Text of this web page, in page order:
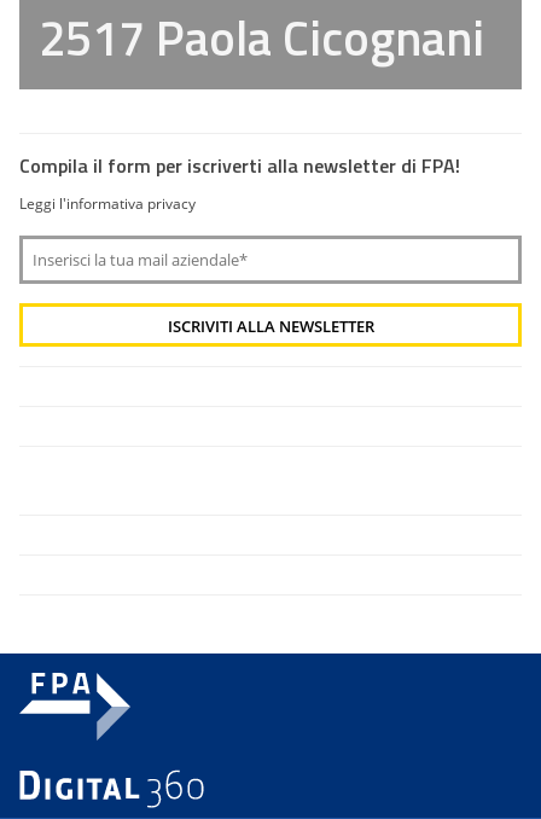
2517 Paola Cicognani
Compila il form per iscriverti alla newsletter di FPA!
Leggi l'informativa privacy